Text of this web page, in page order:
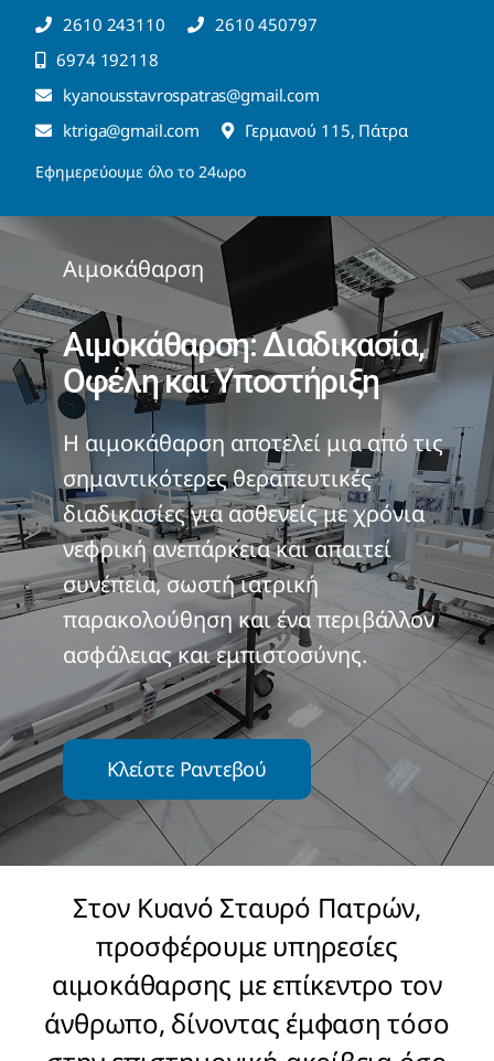
Μετάβαση
στο
περιεχόμενο
2610 243110
2610 450797
6974 192118
kyanousstavrospatras@gmail.com
ktriga@gmail.com
Γερμανού 115, Πάτρα
Εφημερεύουμε όλο το 24ωρο
Αιμοκάθαρση
Αιμοκάθαρση: Διαδικασία,
Οφέλη και Υποστήριξη
Η αιμοκάθαρση αποτελεί μια από τις
σημαντικότερες θεραπευτικές
διαδικασίες για ασθενείς με χρόνια
νεφρική ανεπάρκεια και απαιτεί
συνέπεια, σωστή ιατρική
παρακολούθηση και ένα περιβάλλον
ασφάλειας και εμπιστοσύνης.
Κλείστε Ραντεβού
Στον Κυανό Σταυρό Πατρών,
προσφέρουμε υπηρεσίες
αιμοκάθαρσης με επίκεντρο τον
άνθρωπο, δίνοντας έμφαση τόσο